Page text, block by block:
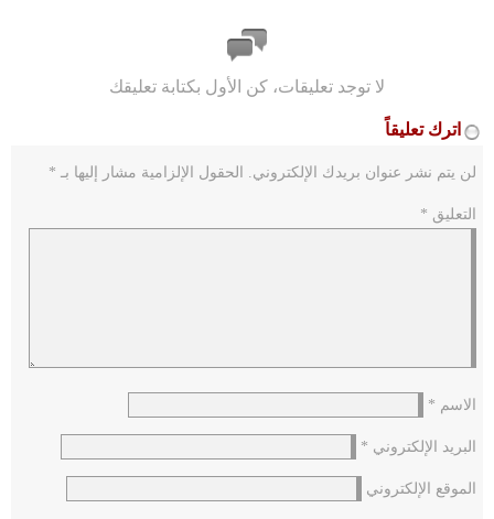
لا توجد تعليقات، كن الأول بكتابة تعليقك
اترك تعليقاً
لن يتم نشر عنوان بريدك الإلكتروني. الحقول الإلزامية مشار إليها بـ *
التعليق *
الاسم *
البريد الإلكتروني *
الموقع الإلكتروني